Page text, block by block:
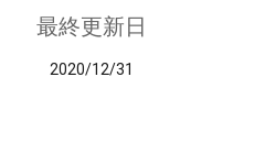
最終更新日
2020/12/31